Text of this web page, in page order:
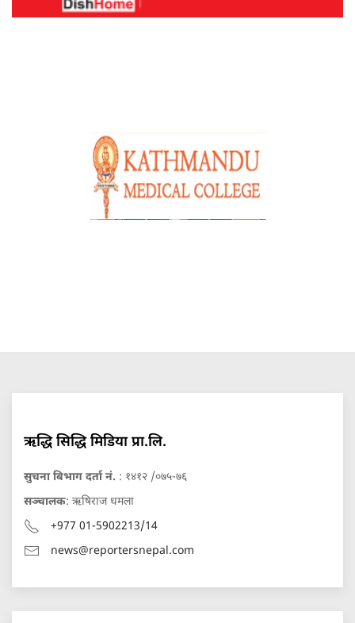
ऋद्धि सिद्धि मिडिया प्रा.लि.
सुचना बिभाग दर्ता नं. : १४१२ /०७५-७६
सञ्चालक: ऋषिराज धमला
+977 01-5902213/14
news@reportersnepal.com